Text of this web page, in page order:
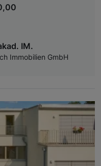
IM.
Immobilien GmbH